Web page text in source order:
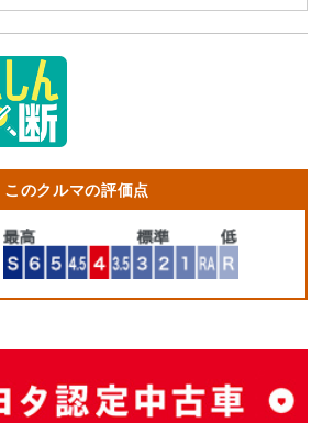
このクルマの評価点